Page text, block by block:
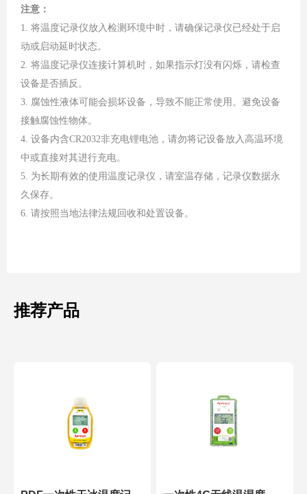
注意：
1. 将温度记录仪放入检测环境中时，请确保记录仪已经处于启
动或启动延时状态。
2. 将温度记录仪连接计算机时，如果指示灯没有闪烁，请检查
设备是否插反。
3. 腐蚀性液体可能会损坏设备，导致不能正常使用。避免设备
接触腐蚀性物体。
4. 设备内含CR2032非充电锂电池，请勿将记设备放入高温环境
中或直接对其进行充电。
5. 为长期有效的使用温度记录仪，请室温存储，记录仪数据永
久保存。
6. 请按照当地法律法规回收和处置设备。
推荐产品